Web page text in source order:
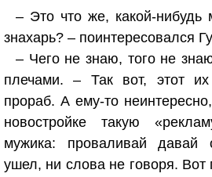
– Это что же, какой-нибудь
знахарь? – поинтересовался
– Чего не знаю, того не
плечами. – Так вот, этот
прораб. А ему-то
новостройке такую
мужика: проваливай давай
ушел, ни слова не говоря. Вот